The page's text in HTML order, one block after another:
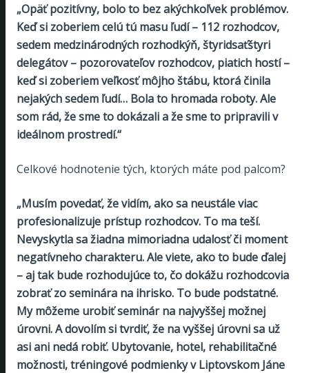
„Opäť pozitívny, bolo to bez akýchkoľvek problémov.
Keď si zoberiem celú tú masu ľudí – 112 rozhodcov,
sedem medzinárodných rozhodkýň, štyridsaťštyri
delegátov – pozorovateľov rozhodcov, piatich hostí –
keď si zoberiem veľkosť môjho štábu, ktorá činila
nejakých sedem ľudí… Bola to hromada roboty. Ale
som rád, že sme to dokázali a že sme to pripravili v
ideálnom prostredí.“
Celkové hodnotenie tých, ktorých máte pod palcom?
„Musím povedať, že vidím, ako sa neustále viac
profesionalizuje prístup rozhodcov. To ma teší.
Nevyskytla sa žiadna mimoriadna udalosť či moment
negatívneho charakteru. Ale viete, ako to bude ďalej
– aj tak bude rozhodujúce to, čo dokážu rozhodcovia
zobrať zo seminára na ihrisko. To bude podstatné.
My môžeme urobiť seminár na najvyššej možnej
úrovni. A dovolím si tvrdiť, že na vyššej úrovni sa už
asi ani nedá robiť. Ubytovanie, hotel, rehabilitačné
možnosti, tréningové podmienky v Liptovskom Jáne